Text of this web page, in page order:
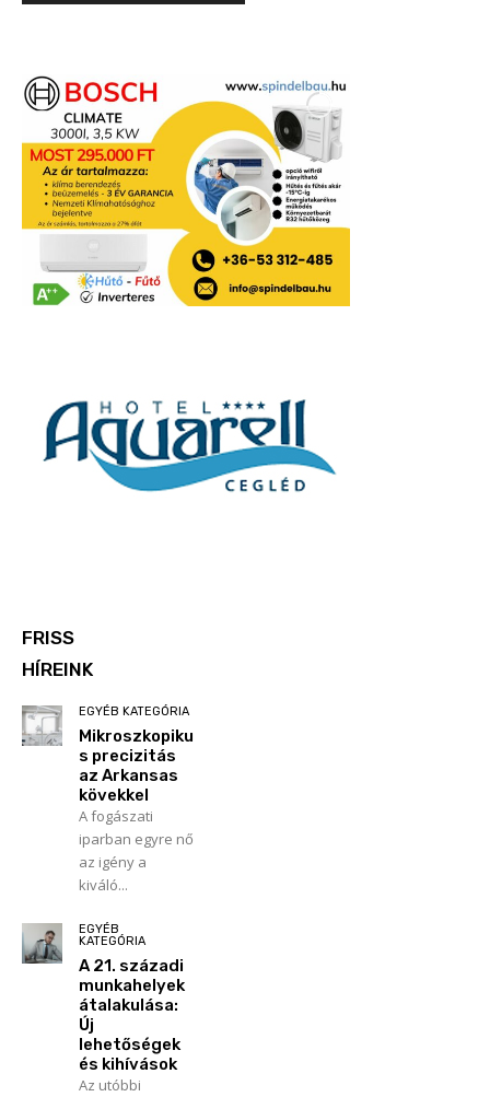
FRISS
HÍREINK
EGYÉB KATEGÓRIA
Mikroszkopiku
s precizitás
az Arkansas
kövekkel
A fogászati
iparban egyre nő
az igény a
kiváló...
EGYÉB
KATEGÓRIA
A 21. századi
munkahelyek
átalakulása:
Új
lehetőségek
és kihívások
Az utóbbi